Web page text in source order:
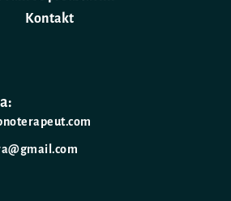
Kontakt